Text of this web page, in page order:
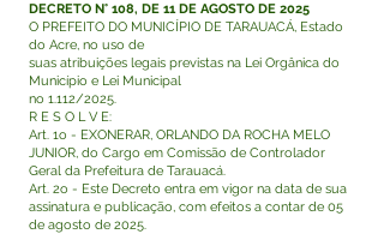
DECRETO N° 108, DE 11 DE AGOSTO DE 2025
O PREFEITO DO MUNICÍPIO DE TARAUACÁ, Estado
do Acre, no uso de
suas atribuições legais previstas na Lei Orgânica do
Município e Lei Municipal
no 1.112/2025.
R E S O L V E:
Art. 1o - EXONERAR, ORLANDO DA ROCHA MELO
JUNIOR, do Cargo em Comissão de Controlador
Geral da Prefeitura de Tarauacá.
Art. 2o - Este Decreto entra em vigor na data de sua
assinatura e publicação, com efeitos a contar de 05
de agosto de 2025.